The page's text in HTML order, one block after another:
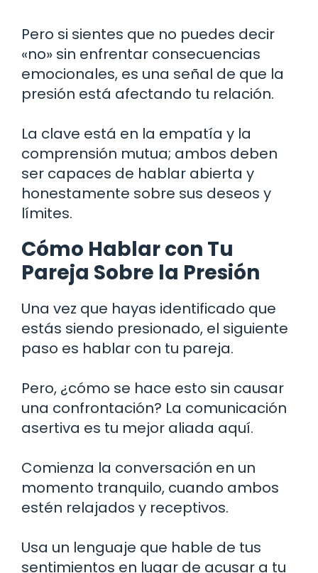
Pero si sientes que no puedes decir
«no» sin enfrentar consecuencias
emocionales, es una señal de que la
presión está afectando tu relación.
La clave está en la empatía y la
comprensión mutua; ambos deben
ser capaces de hablar abierta y
honestamente sobre sus deseos y
límites.
Cómo Hablar con Tu
Pareja Sobre la Presión
Una vez que hayas identificado que
estás siendo presionado, el siguiente
paso es hablar con tu pareja.
Pero, ¿cómo se hace esto sin causar
una confrontación? La comunicación
asertiva es tu mejor aliada aquí.
Comienza la conversación en un
momento tranquilo, cuando ambos
estén relajados y receptivos.
Usa un lenguaje que hable de tus
sentimientos en lugar de acusar a tu